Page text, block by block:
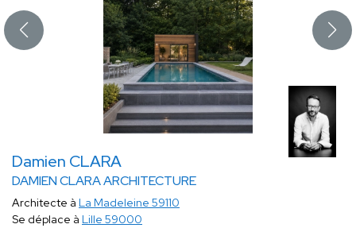
Damien CLARA
DAMIEN CLARA ARCHITECTURE
Architecte à La Madeleine 59110
Se déplace à Lille 59000